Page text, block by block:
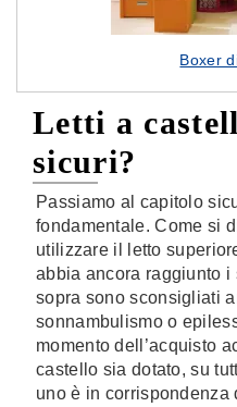
Boxer
Letti a
sicuri?
Passiamo al capitolo
fondamentale. Come si
utilizzare il letto
abbia ancora raggiunto i
sopra sono sconsigliati
sonnambulismo o
momento dell’acquisto
castello sia dotato, su
uno è in